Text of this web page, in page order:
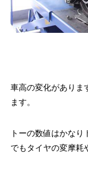
車高の変化がありま
ます。
トーの数値はかな
でもタイヤの変摩耗